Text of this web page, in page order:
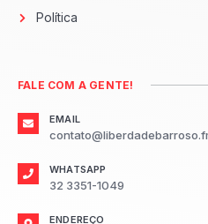
Política
FALE COM A GENTE!
EMAIL
WHATSAPP
32 3351-1049
ENDEREÇO